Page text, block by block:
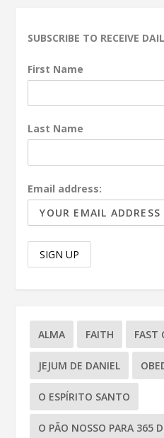
SUBSCRIBE TO RECEIVE
First Name
Last Name
Email address:
ALMA FAITH FAST
JEJUM DE DANIEL
O ESPÍRITO SANTO
O PÃO NOSSO PARA 365